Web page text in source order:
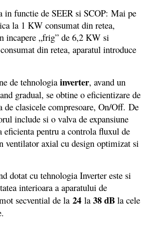
functie de SEER si SCOP: Mai pe
la 1 KW consumat din retea,
incapere „frig” de 6,2 KW si
din retea, aparatul introduce
de tehnologia inverter, avand un
gradual, se obtine o eficientizare de
de clasicele compresoare, On/Off. De
include si o valva de expansiune
eficienta pentru a controla fluxul de
ventilator axial cu design optimizat si
cu tehnologia Inverter este si
interioara a aparatului de
secvential de la 24 la 38 dB la cele